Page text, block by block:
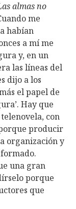
almas no
me
habían
a mí me
y, en un
las líneas del
dijo a los
el papel de
Hay que
con
producir
organización y
una gran
porque
que